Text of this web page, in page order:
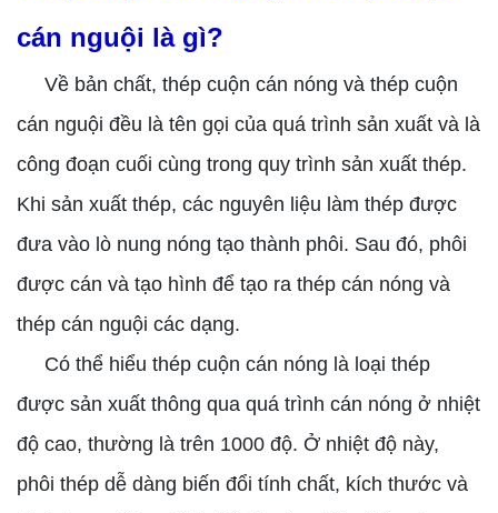
cán nguội là gì?
Về bản chất, thép cuộn cán nóng và thép cuộn
cán nguội đều là tên gọi của quá trình sản xuất và là
công đoạn cuối cùng trong quy trình sản xuất thép.
Khi sản xuất thép, các nguyên liệu làm thép được
đưa vào lò nung nóng tạo thành phôi. Sau đó, phôi
được cán và tạo hình để tạo ra thép cán nóng và
thép cán nguội các dạng.
Có thể hiểu thép cuộn cán nóng là loại thép
được sản xuất thông qua quá trình cán nóng ở nhiệt
độ cao, thường là trên 1000 độ. Ở nhiệt độ này,
phôi thép dễ dàng biến đổi tính chất, kích thước và